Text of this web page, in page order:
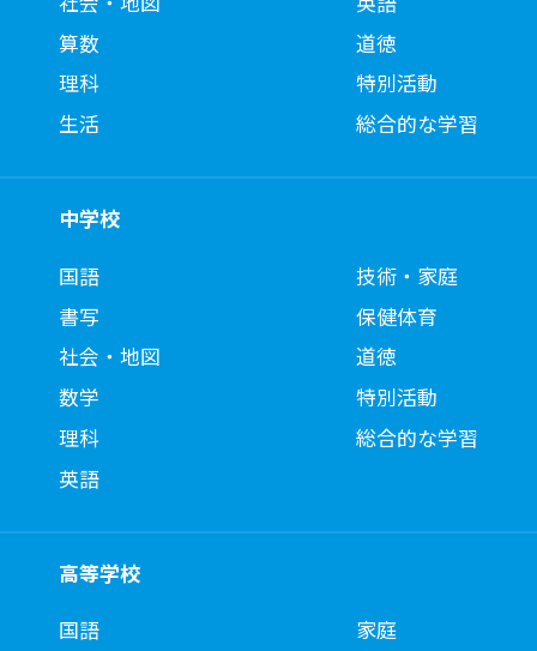
算数
理科
生活
道徳
特別活動
総合的な学習
中学校
国語
書写
社会・地図
数学
理科
英語
技術・家庭
保健体育
道徳
特別活動
総合的な学習
高等学校
国語
家庭